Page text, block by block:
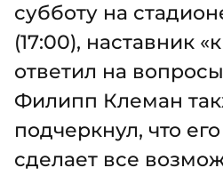
субботу на
(17:00), наставник
ответил на
Филипп Клеман
подчеркнул, что
сделает все